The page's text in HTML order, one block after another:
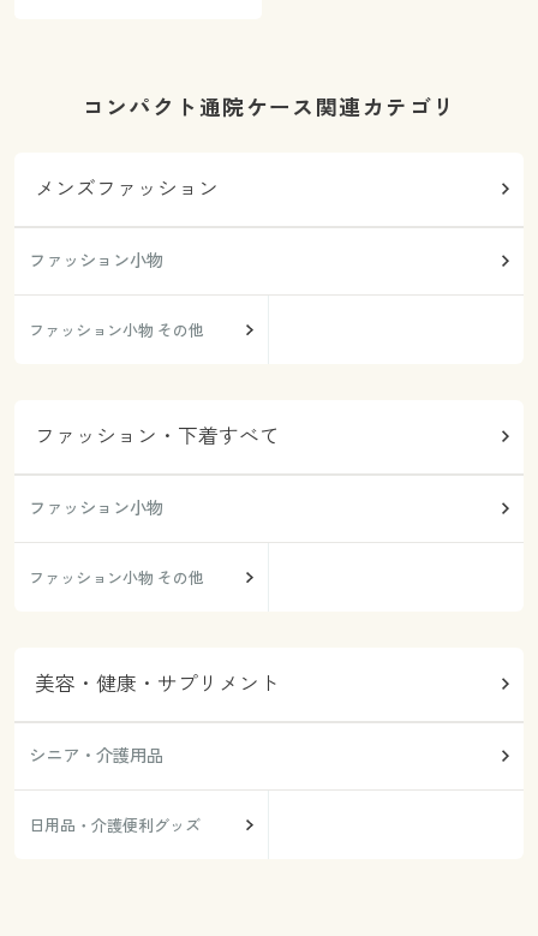
コンパクト通院ケース関連カテゴリ
メンズファッション
ファッション小物
ファッション小物 その他
ファッション・下着すべて
ファッション小物
ファッション小物 その他
美容・健康・サプリメント
シニア・介護用品
日用品・介護便利グッズ